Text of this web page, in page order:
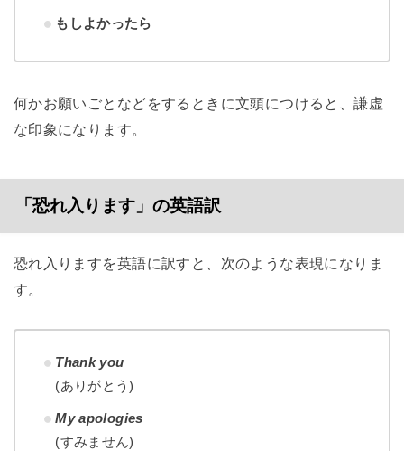
もしよかったら
何かお願いごとなどをするときに文頭につけると、謙虚
な印象になります。
「恐れ入ります」の英語訳
恐れ入りますを英語に訳すと、次のような表現になりま
す。
Thank you
(ありがとう)
My apologies
(すみません)